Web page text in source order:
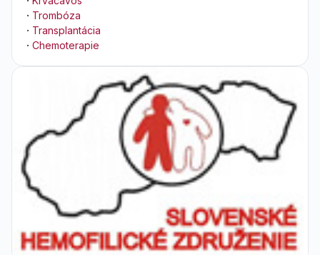
· Trombóza
· Transplantácia
· Chemoterapie